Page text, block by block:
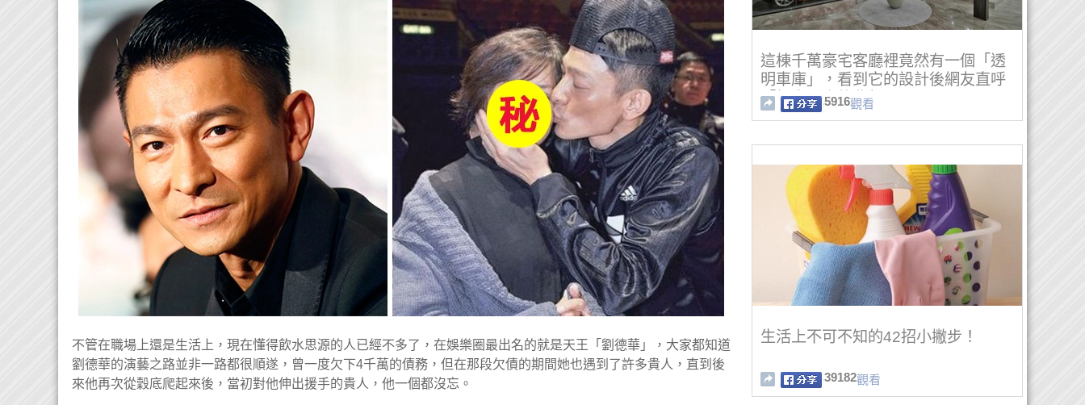
不管在職場上還是生活上，現在懂得飲水思源的人已經不多了，在娛樂圈最出名的就是天王「劉德華」，大家都知道
劉德華的演藝之路並非一路都很順遂，曾一度欠下4千萬的債務，但在那段欠債的期間她也遇到了許多貴人，直到後
來他再次從穀底爬起來後，當初對他伸出援手的貴人，他一個都沒忘。
這棟千萬豪宅客廳裡竟然有一個「透
明車庫」，看到它的設計後網友直呼
「根本男人的夢想」！
5916觀看
生活上不可不知的42招小撇步！
39182觀看